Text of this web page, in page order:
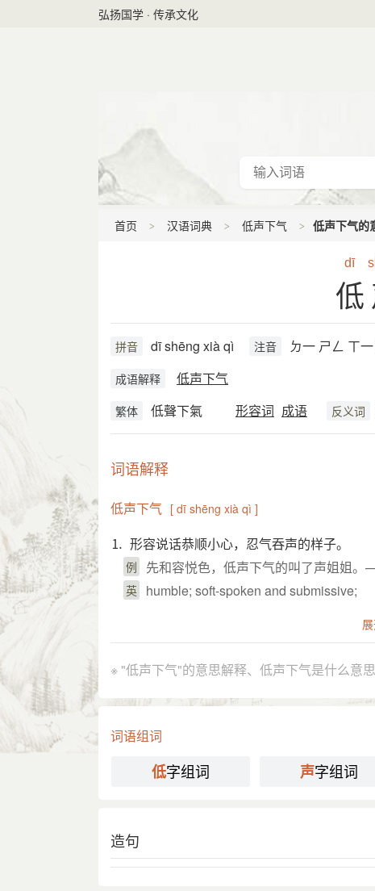
弘扬国学 · 传承文化
首页 汉语词典 低声下气 低声下气的
dī
拼音 dī shēng xià qì 注音 ㄉ一 ㄕㄥ ㄒ一
成语解释 低声下气
繁体 低聲下氣 形容词 成语 反义词
词语解释
低声下气 [ dī shēng xià qì ]
⒈ 形容说话恭顺小心，忍气吞声的样子。
例 先和容悦色，低声下气的叫了声姐姐。
英 humble; soft-spoken and submissive;
⒈ 形容恭顺小心的样子。
曹禺 《雷雨》第四幕：“我从来不肯对
赵树理 《三里湾》十八：“婆婆摔锅打
们闹起来呢？”
低声下气
⒈ 因谦卑或惧怕而顺从小心。
※ "低声下气"的意思解释、低声下气是什么意
词语组词
低字组词 声字组词
造句